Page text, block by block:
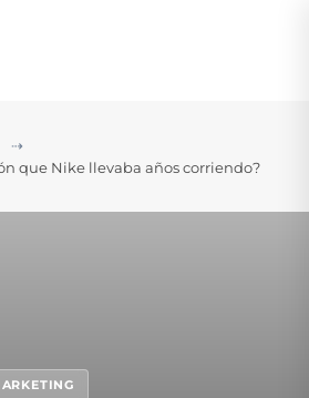
⇢
que Nike llevaba años corriendo?